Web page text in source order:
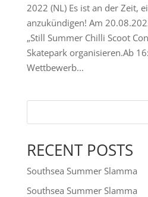
2022 (NL) Es ist an der Zeit,
anzukündigen! Am
„Still Summer Chilli Scoot
Skatepark organisieren.Ab
Wettbewerb...
RECENT POSTS
Southsea Summer Slamma
Southsea Summer Slamma